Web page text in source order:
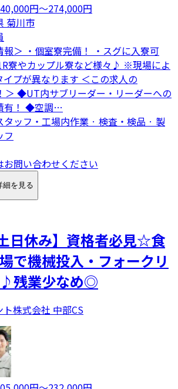
円〜274,000円
菊川市
報＞ ・個室寮完備！ ・スグに入寮可
寮やカップル寮など様々♪ ※現場によ
イプが異なります ＜この求人の
＞ ◆UT内サブリーダー・リーダーへの
有！ ◆空調…
タッフ・工場内作業 · 検査・検品 · 製
フ
お問い合わせください
細を見る
日休み】資格者必見☆食
で機械投入・フォークリ
♪残業少なめ◎
株式会社 中部CS